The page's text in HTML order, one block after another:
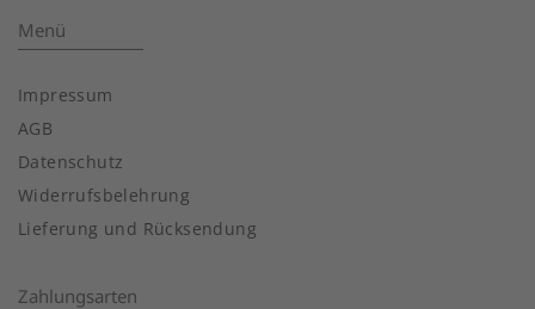
Menü
Impressum
AGB
Datenschutz
Widerrufsbelehrung
Lieferung und Rücksendung
Zahlungsarten